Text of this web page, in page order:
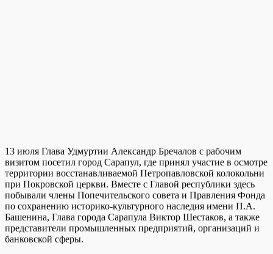
13 июля Глава Удмуртии Александр Бречалов с рабочим
визитом посетил город Сарапул, где принял участие в осмотре
территории восстанавливаемой Петропавловской колокольни
при Покровской церкви. Вместе с Главой республики здесь
побывали члены Попечительского совета и Правления Фонда
по сохранению историко-культурного наследия имени П.А.
Башенина, Глава города Сарапула Виктор Шестаков, а также
представители промышленных предприятий, организаций и
банковской сферы.